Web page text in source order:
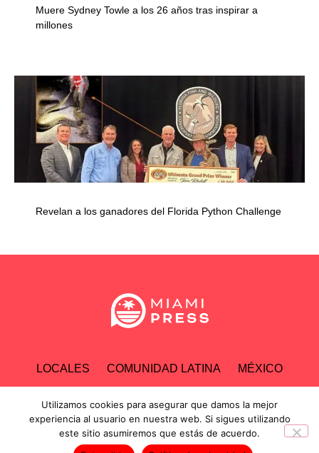
Muere Sydney Towle a los 26 años tras inspirar a
millones
Revelan a los ganadores del Florida Python Challenge
LOCALES COMUNIDAD LATINA MÉXICO
ESPECTÁCULOS TECNOLOGÍA ECONOMÍA
INVESTIGACIONES
Utilizamos cookies para asegurar que damos la mejor
experiencia al usuario en nuestra web. Si sigues utilizando
este sitio asumiremos que estás de acuerdo.